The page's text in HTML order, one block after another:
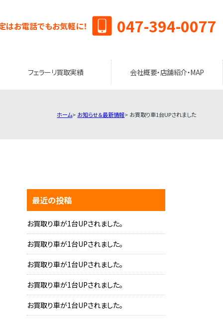
はお電話でもお気軽に！ 047-394-0077
フェラーリ買取実績 会社概要・店舗紹介・MAP
ホーム お知らせ＆最新情報 お買取り車1台UPされました
最近の投稿
お買取り車が1台UPされました。
お買取り車が1台UPされました。
お買取り車が1台UPされました。
お買取り車が1台UPされました。
お買取り車が1台UPされました。